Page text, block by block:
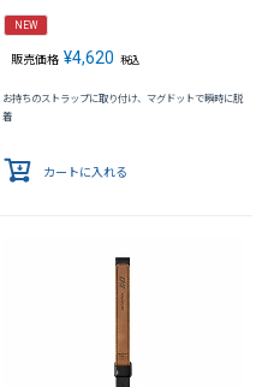
NEW
販売価格 ¥4,620 税込
お持ちのストラップに取り付け、マグドットで瞬時に脱
着
カートに入れる